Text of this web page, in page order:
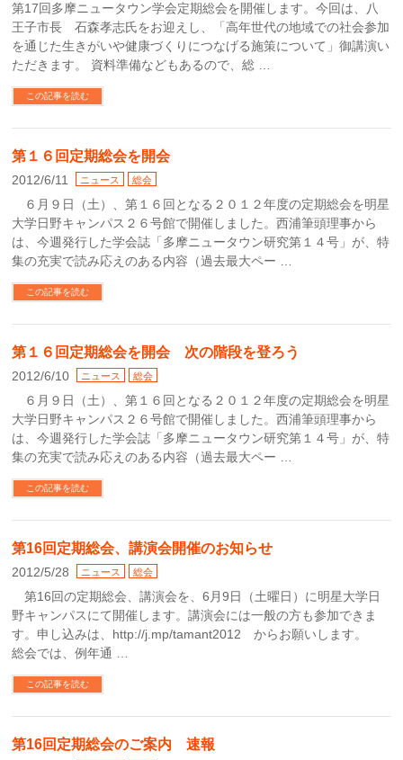
第17回多摩ニュータウン学会定期総会を開催します。今回は、八
王子市長 石森孝志氏をお迎えし、「高年世代の地域での社会参加
を通じた生きがいや健康づくりにつなげる施策について」御講演い
ただきます。 資料準備などもあるので、総 …
この記事を読む
第１６回定期総会を開会
2012/6/11 ニュース 総会
６月９日（土）、第１６回となる２０１２年度の定期総会を明星
大学日野キャンパス２６号館で開催しました。西浦筆頭理事から
は、今週発行した学会誌「多摩ニュータウン研究第１４号」が、特
集の充実で読み応えのある内容（過去最大ペー …
この記事を読む
第１６回定期総会を開会 次の階段を登ろう
2012/6/10 ニュース 総会
６月９日（土）、第１６回となる２０１２年度の定期総会を明星
大学日野キャンパス２６号館で開催しました。西浦筆頭理事から
は、今週発行した学会誌「多摩ニュータウン研究第１４号」が、特
集の充実で読み応えのある内容（過去最大ペー …
この記事を読む
第16回定期総会、講演会開催のお知らせ
2012/5/28 ニュース 総会
第16回の定期総会、講演会を、6月9日（土曜日）に明星大学日
野キャンパスにて開催します。講演会には一般の方も参加できま
す。申し込みは、http://j.mp/tamant2012 からお願いします。
総会では、例年通 …
この記事を読む
第16回定期総会のご案内 速報